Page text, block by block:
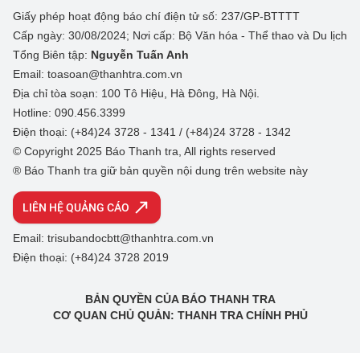
Giấy phép hoạt động báo chí điện tử số: 237/GP-BTTTT
Cấp ngày: 30/08/2024; Nơi cấp: Bộ Văn hóa - Thể thao và Du lịch
Tổng Biên tập: Nguyễn Tuấn Anh
Email: toasoan@thanhtra.com.vn
Địa chỉ tòa soạn: 100 Tô Hiệu, Hà Đông, Hà Nội.
Hotline: 090.456.3399
Điện thoại: (+84)24 3728 - 1341 / (+84)24 3728 - 1342
© Copyright 2025 Báo Thanh tra, All rights reserved
® Báo Thanh tra giữ bản quyền nội dung trên website này
LIÊN HỆ QUẢNG CÁO
Email: trisubandocbtt@thanhtra.com.vn
Điện thoại: (+84)24 3728 2019
BẢN QUYỀN CỦA BÁO THANH TRA
CƠ QUAN CHỦ QUẢN: THANH TRA CHÍNH PHỦ